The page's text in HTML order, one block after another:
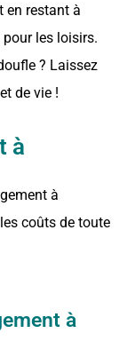
en restant à
les loisirs.
? Laissez
de vie !
à
à
coûts de toute
à